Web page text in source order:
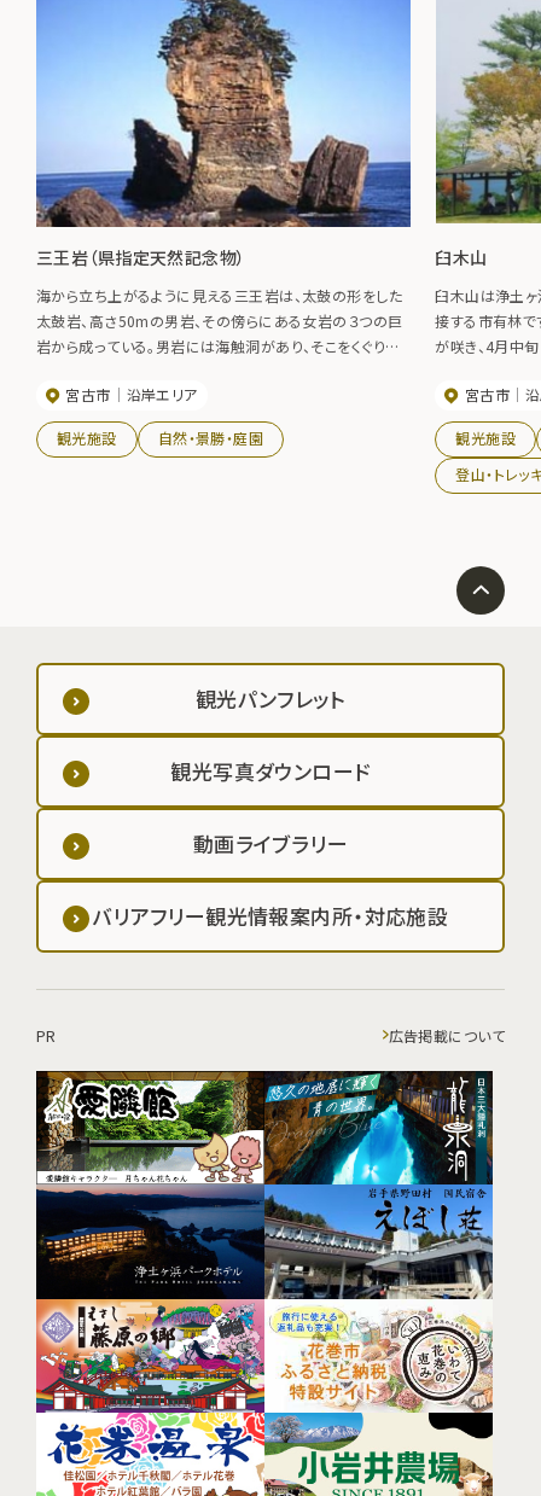
三王岩（県指定天然記念物）
海から立ち上がるように見える三王岩は、太鼓の形をした
太鼓岩、高さ50mの男岩、その傍らにある女岩の３つの巨
岩から成っている。男岩には海触洞があり、そこをくぐり抜
砂岩の層がある。そばに遊歩道があり、海釣りもできる。遊
歩道を下りて行けば行くほど、勇ましい岩の姿が間近に迫
る。田老港から真崎、明神崎をはじめとした海岸一帯では
宮古市 沿岸エリア
観光施設 自然・景勝・庭園
臼木山
臼木山は浄土
接する市有林で
が咲き、4月中
月中旬には様
からは全国レ
植栽し、現在は
宮古市
観光施設
登山・トレッ
観光パンフレット
観光写真ダウンロード
動画ライブラリー
バリアフリー観光情報案内所・対応施設
PR 広告掲載について